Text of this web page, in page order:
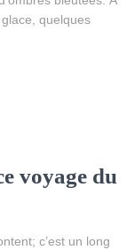
quelques
voyage du
c’est un long